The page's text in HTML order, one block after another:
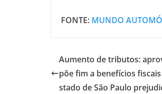
FONTE: MUNDO
Aumento de tributos:
põe fim a benefícios
stado de São Paulo